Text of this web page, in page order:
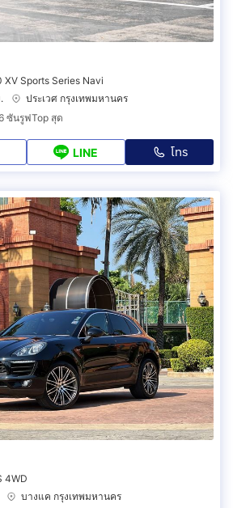
XV Sports Series Navi
ประเวศ กรุงเทพมหานคร
ซันรูฟTop สุด
LINE โทร
4WD
บางแค กรุงเทพมหานคร